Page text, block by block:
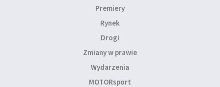
Premiery
Rynek
Drogi
Zmiany w prawie
Wydarzenia
MOTORsport